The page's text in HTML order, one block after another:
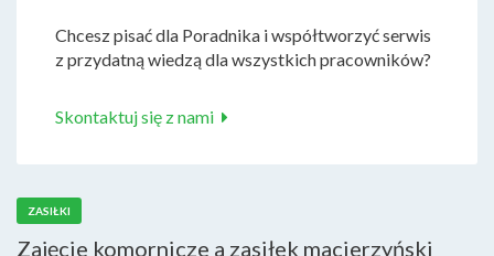
Chcesz pisać dla Poradnika i współtworzyć serwis
z przydatną wiedzą dla wszystkich pracowników?
Skontaktuj się z nami
ZASIŁKI
Zajęcie komornicze a zasiłek macierzyński